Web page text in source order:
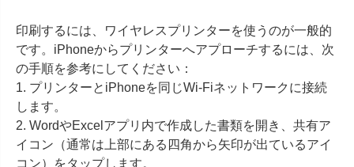
印刷するには、ワイヤレスプリンターを使うのが一般的
です。iPhoneからプリンターへアプローチするには、次
の手順を参考にしてください：
1. プリンターとiPhoneを同じWi-Fiネットワークに接続
します。
2. WordやExcelアプリ内で作成した書類を開き、共有ア
イコン（通常は上部にある四角から矢印が出ているアイ
コン）をタップします。